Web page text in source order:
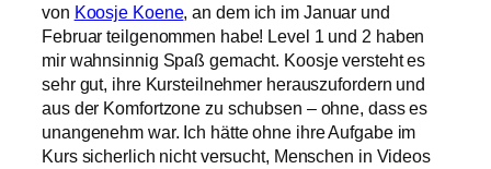
von Koosje Koene, an dem ich im Januar und
Februar teilgenommen habe! Level 1 und 2 haben
mir wahnsinnig Spaß gemacht. Koosje versteht es
sehr gut, ihre Kursteilnehmer herauszufordern und
aus der Komfortzone zu schubsen – ohne, dass es
unangenehm war. Ich hätte ohne ihre Aufgabe im
Kurs sicherlich nicht versucht, Menschen in Videos